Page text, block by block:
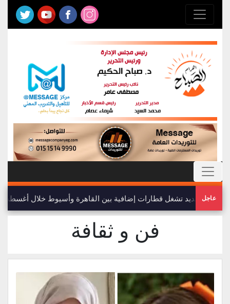
عاجل
الحديد تشغل قطارات إضافية بين القاهرة وأسيوط خلال أغسطس 2026 .. تعرف على المواعيد
فن و ثقافة